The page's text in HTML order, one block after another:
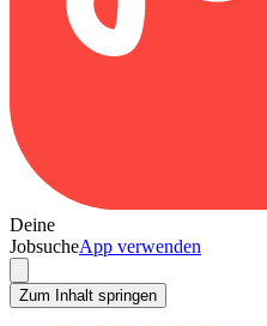
Deine
JobsucheApp verwenden
Zum Inhalt springen